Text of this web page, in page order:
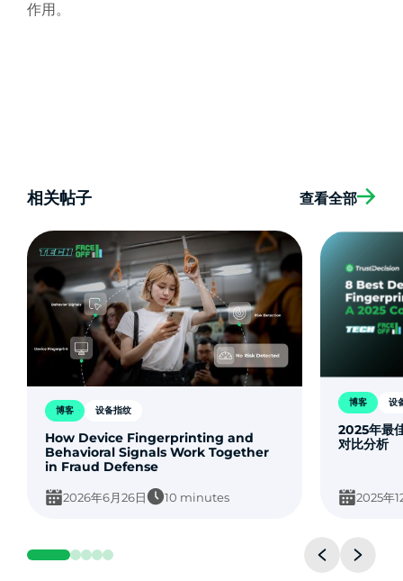
作用。
相关帖子 查看全部
博客 设备指纹
How Device Fingerprinting and
Behavioral Signals Work Together
in Fraud Defense
2026年6月26日 10 minutes
博客 设
2025年最
对比分析
2025年